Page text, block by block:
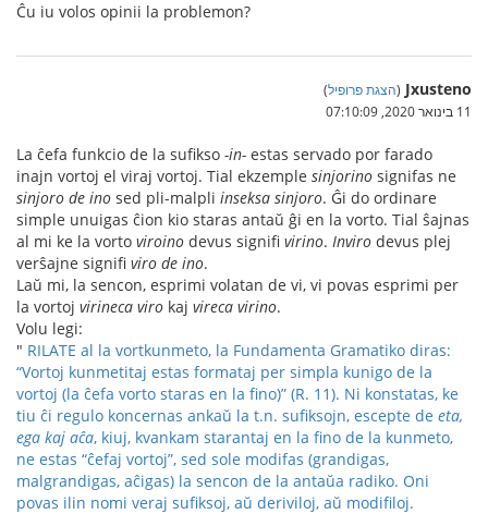
Ĉu iu volos opinii la problemon?
Jxusteno
(הצגת פרופיל)
11 בינואר 2020, 07:10:09
La ĉefa funkcio de la sufikso -in- estas servado por farado
inajn vortoj el viraj vortoj. Tial ekzemple sinjorino signifas ne
sinjoro de ino sed pli-malpli inseksa sinjoro. Ĝi do ordinare
simple unuigas ĉion kio staras antaŭ ĝi en la vorto. Tial ŝajnas
al mi ke la vorto viroino devus signifi virino. Inviro devus plej
verŝajne signifi viro de ino.
Laŭ mi, la sencon, esprimi volatan de vi, vi povas esprimi per
la vortoj virineca viro kaj vireca virino.
Volu legi:
" RILATE al la vortkunmeto, la Fundamenta Gramatiko diras:
“Vortoj kunmetitaj estas formataj per simpla kunigo de la
vortoj (la ĉefa vorto staras en la fino)” (R. 11). Ni konstatas, ke
tiu ĉi regulo koncernas ankaŭ la t.n. sufiksojn, escepte de eta,
ega kaj aĉa, kiuj, kvankam starantaj en la fino de la kunmeto,
ne estas “ĉefaj vortoj”, sed sole modifas (grandigas,
malgrandigas, aĉigas) la sencon de la antaŭa radiko. Oni
povas ilin nomi veraj sufiksoj, aŭ deriviloj, aŭ modifiloj.